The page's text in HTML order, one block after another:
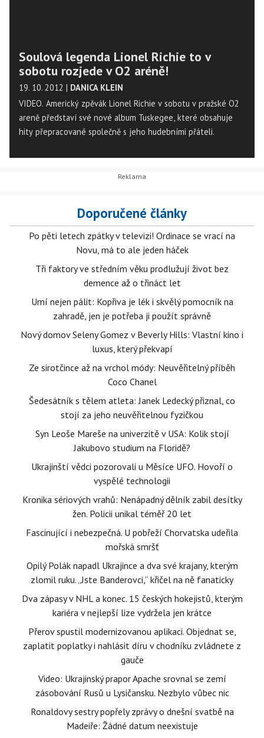
Soulová legenda Lionel Richie to v
sobotu rozjede v O2 aréně!
19. 10. 2012 | DANICA KLEIN
VIDEO. Americký zpěvák Lionel Richie v sobotu v pražské O2
areně představí své nové album Tuskegee, které obsahuje
hity přepracované společně s jeho hudebními přáteli.
Doporučené články
Po pěti letech zpátky v televizi! Ordinace se vrací na
Novu, má to ale jeden háček
Tři faktory ve středním věku prodlužují život bez
demence až o třináct let
Umí nejen pálit: Kopřiva je lék i skvělý pomocník na
zahradě, jen je potřeba ji použít správně
Nový domov Seleny Gomez v Beverly Hills: Vlastní kino i
luxus, který překvapí
Ze sirotčince až na vrchol módy: Neuvěřitelný příběh
Coco Chanel
Šedesátník s tělem atleta: Janek Ledecký přiznal, co
stojí za jeho neuvěřitelnou fyzičkou
Syn Leoše Mareše na univerzitě v USA: Kolik stojí
Jakubovo studium na Floridě?
Ukrajinští vědci pozorovali u Měsíce UFO. Hovoří o
vyspělé technologii
Kronika sériových vrahů: Nenápadný dělník zabil desítky
žen. Policii unikal téměř 20 let
Fascinující i nebezpečná. U pobřeží Chorvatska udeřila
mořská smršť
Opilý Polák napadl Ukrajince a dva své krajany, kterým
zlomil ruku. „Jste Banderovci,“ křičel na ně fanaticky
Dva zápasy v NHL a konec. 15 českých hokejistů, kterým
kariéra v nejlepší lize vydržela jen krátce
Přerov spustil modernizovanou aplikaci. Objednat se,
zaplatit poplatky i nahlásit díru v chodníku zvládnete z
gauče
Video: Ukrajinský prapor Apache srovnal se zemí
zásobování Rusů u Lysičansku. Nezbylo vůbec nic
Ronaldovy sestry popřely zprávy o dnešní svatbě na
Madeiře: Žádné datum neexistuje